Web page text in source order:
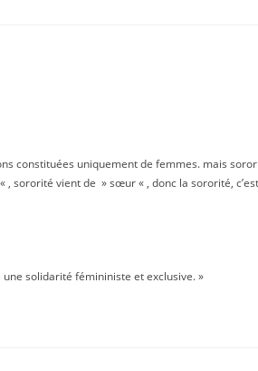
constituées uniquement de femmes. mais
sororité vient de » sœur « , donc la sororité,
solidarité fémininiste et exclusive. »